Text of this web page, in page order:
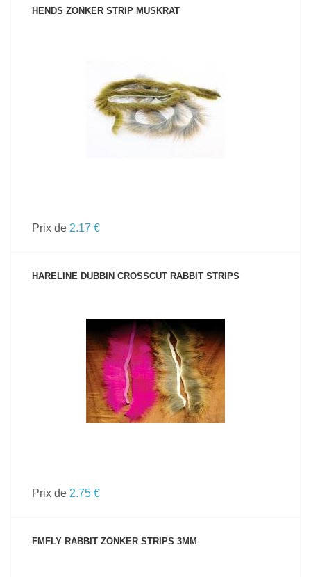
HENDS ZONKER STRIP MUSKRAT
VOIR LE PRODUIT
Prix de 2.17 €
HARELINE DUBBIN CROSSCUT RABBIT STRIPS
VOIR LE PRODUIT
Prix de 2.75 €
FMFLY RABBIT ZONKER STRIPS 3MM